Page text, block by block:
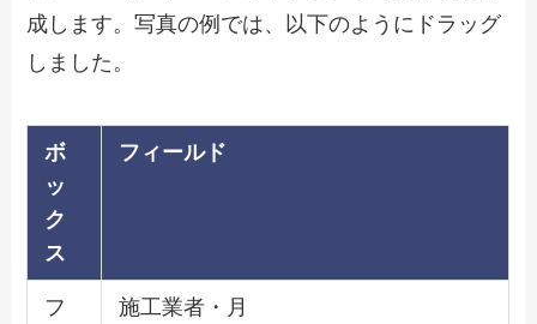
成します。写真の例では、以下のようにドラッグ
しました。
ボ
ッ
ク
ス
フィールド
フ
施工業者・月